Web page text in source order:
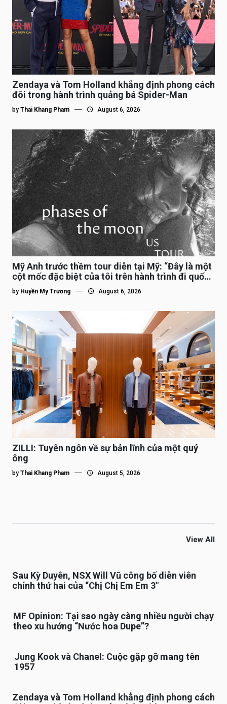
Zendaya và Tom Holland khẳng định phong cách
đôi trong hành trình quảng bá Spider-Man
by Thai Khang Pham August 6, 2026
Mỹ Anh trước thềm tour diễn tại Mỹ: “Đây là một
cột mốc đặc biệt của tôi trên hành trình đi quốc
tế”
by Huyền My Trương August 6, 2026
ZILLI: Tuyên ngôn về sự bản lĩnh của một quý
ông
by Thai Khang Pham August 5, 2026
View All
Sau Kỳ Duyên, NSX Will Vũ công bố diễn viên
chính thứ hai của “Chị Chị Em Em 3″
MF Opinion: Tại sao ngày càng nhiều người chạy
theo xu hướng “Nước hoa Dupe”?
Jung Kook và Chanel: Cuộc gặp gỡ mang tên
1957
Zendaya và Tom Holland khẳng định phong cách